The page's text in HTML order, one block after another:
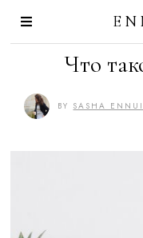
Что
BY SASHA ENNUI